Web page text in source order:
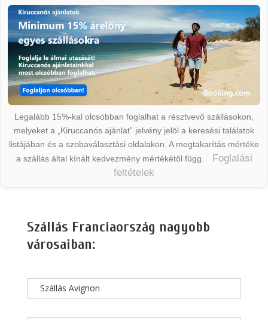
Legalább 15%-kal olcsóbban foglalhat a résztvevő szállásokon,
melyeket a „Kiruccanós ajánlat” jelvény jelöl a keresési találatok
listájában és a szobaválasztási oldalakon. A megtakarítás mértéke
a szállás által kínált kedvezmény mértékétől függ.
Foglalási
feltételek
Szállás Franciaország nagyobb
városaiban:
Szállás Avignon